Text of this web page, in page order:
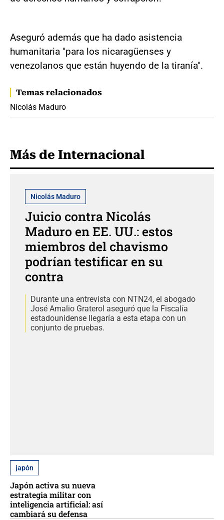
Aseguró además que ha dado asistencia
humanitaria "para los nicaragüenses y
venezolanos que están huyendo de la tiranía".
Temas relacionados
Nicolás Maduro
Más de Internacional
Nicolás Maduro
Juicio contra Nicolás
Maduro en EE. UU.: estos
miembros del chavismo
podrían testificar en su
contra
Durante una entrevista con NTN24, el abogado
José Amalio Graterol aseguró que la Fiscalía
estadounidense llegaría a esta etapa con un
conjunto de pruebas.
japón
Japón activa su nueva
estrategia militar con
inteligencia artificial: así
cambiará su defensa